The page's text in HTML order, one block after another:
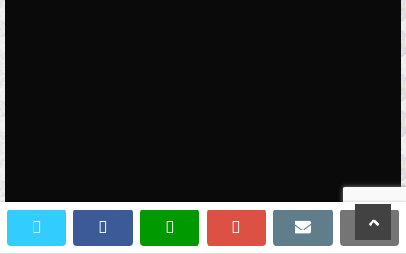
facebookwhatsapp google+ email
scroll